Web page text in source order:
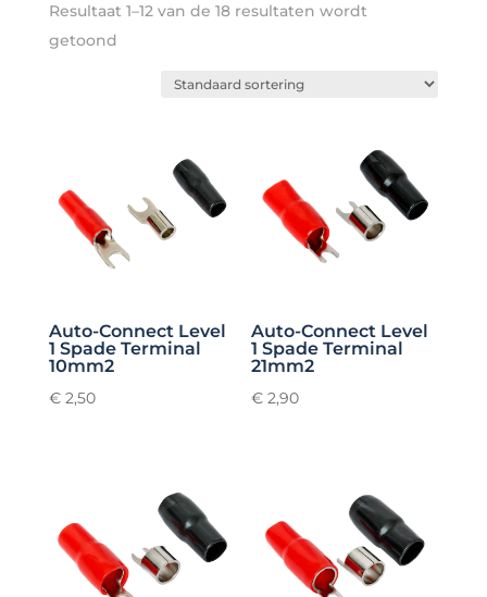
Resultaat 1–12 van de 18 resultaten wordt
getoond
Auto-Connect Level
1 Spade Terminal
10mm2
€2,50
Auto-Connect Level
1 Spade Terminal
21mm2
€ 2,90